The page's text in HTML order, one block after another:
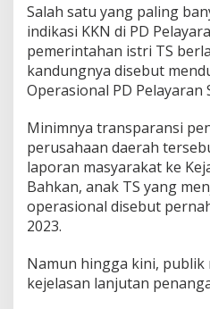
Salah satu yang paling
indikasi KKN di PD
pemerintahan istri TS
kandungnya disebut
Operasional PD Pelayaran
Minimnya transparansi
perusahaan daerah
laporan masyarakat ke
Bahkan, anak TS yang
operasional disebut
2023.
Namun hingga kini,
kejelasan lanjutan